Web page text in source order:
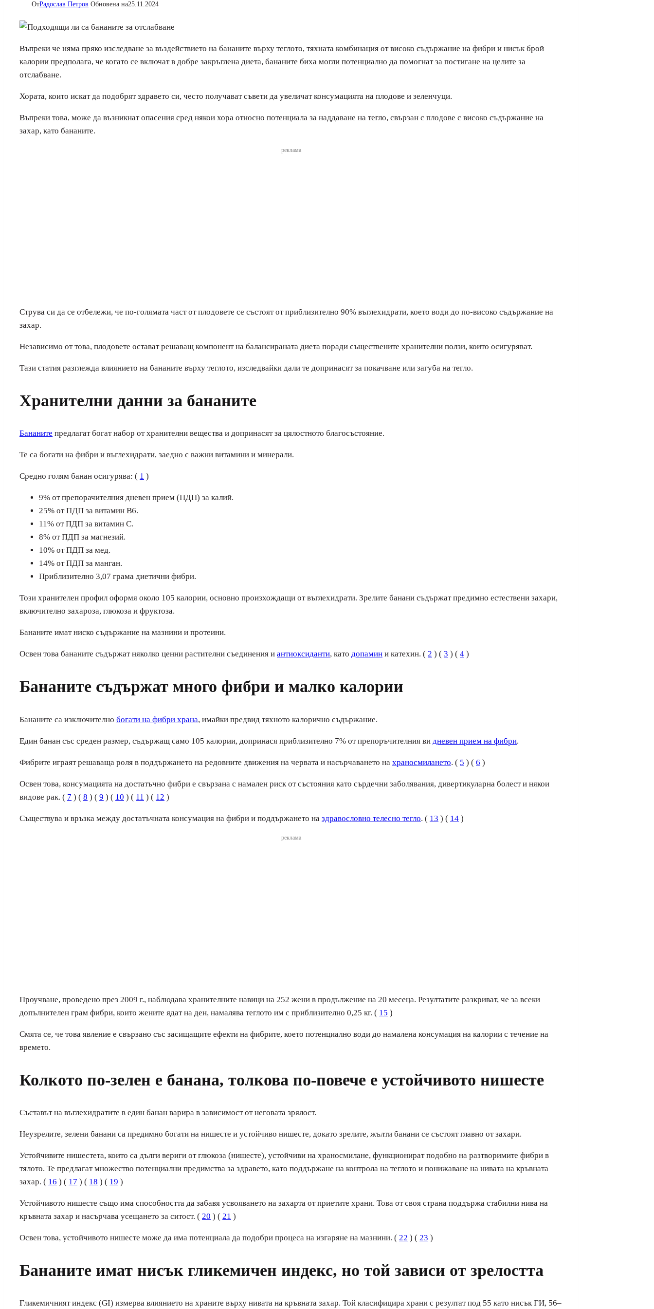
ОтРадослав Петров Обновена на25.11.2024
Въпреки че няма пряко изследване за въздействието на бананите върху теглото, тяхната комбинация от високо съдържание на фибри и нисък брой
калории предполага, че когато се включат в добре закръглена диета, бананите биха могли потенциално да помогнат за постигане на целите за
отслабване.
Хората, които искат да подобрят здравето си, често получават съвети да увеличат консумацията на плодове и зеленчуци.
Въпреки това, може да възникнат опасения сред някои хора относно потенциала за наддаване на тегло, свързан с плодове с високо съдържание на
захар, като бананите.
реклама
Струва си да се отбележи, че по-голямата част от плодовете се състоят от приблизително 90% въглехидрати, което води до по-високо съдържание на
захар.
Независимо от това, плодовете остават решаващ компонент на балансираната диета поради съществените хранителни ползи, които осигуряват.
Тази статия разглежда влиянието на бананите върху теглото, изследвайки дали те допринасят за покачване или загуба на тегло.
Хранителни данни за бананите
Бананите предлагат богат набор от хранителни вещества и допринасят за цялостното благосъстояние.
Те са богати на фибри и въглехидрати, заедно с важни витамини и минерали.
Средно голям банан осигурява: ( 1 )
9% от препорачителния дневен прием (ПДП) за калий.
25% от ПДП за витамин B6.
11% от ПДП за витамин C.
8% от ПДП за магнезий.
10% от ПДП за мед.
14% от ПДП за манган.
Приблизително 3,07 грама диетични фибри.
Този хранителен профил оформя около 105 калории, основно произхождащи от въглехидрати. Зрелите банани съдържат предимно естествени захари,
включително захароза, глюкоза и фруктоза.
Бананите имат ниско съдържание на мазнини и протеини.
Освен това бананите съдържат няколко ценни растителни съединения и антиоксиданти, като допамин и катехин. ( 2 ) ( 3 ) ( 4 )
Бананите съдържат много фибри и малко калории
Бананите са изключително богати на фибри храна, имайки предвид тяхното калорично съдържание.
Един банан със среден размер, съдържащ само 105 калории, допринася приблизително 7% от препоръчителния ви дневен прием на фибри.
Фибрите играят решаваща роля в поддържането на редовните движения на червата и насърчаването на храносмилането. ( 5 ) ( 6 )
Освен това, консумацията на достатъчно фибри е свързана с намален риск от състояния като сърдечни заболявания, дивертикуларна болест и някои
видове рак. ( 7 ) ( 8 ) ( 9 ) ( 10 ) ( 11 ) ( 12 )
Съществува и връзка между достатъчната консумация на фибри и поддържането на здравословно телесно тегло. ( 13 ) ( 14 )
реклама
Проучване, проведено през 2009 г., наблюдава хранителните навици на 252 жени в продължение на 20 месеца. Резултатите разкриват, че за всеки
допълнителен грам фибри, които жените ядат на ден, намалява теглото им с приблизително 0,25 кг. ( 15 )
Смята се, че това явление е свързано със засищащите ефекти на фибрите, което потенциално води до намалена консумация на калории с течение на
времето.
Колкото по-зелен е банана, толкова по-повече е устойчивото нишесте
Съставът на въглехидратите в един банан варира в зависимост от неговата зрялост.
Неузрелите, зелени банани са предимно богати на нишесте и устойчиво нишесте, докато зрелите, жълти банани се състоят главно от захари.
Устойчивите нишестета, които са дълги вериги от глюкоза (нишесте), устойчиви на храносмилане, функционират подобно на разтворимите фибри в
тялото. Те предлагат множество потенциални предимства за здравето, като поддържане на контрола на теглото и понижаване на нивата на кръвната
захар. ( 16 ) ( 17 ) ( 18 ) ( 19 )
Устойчивото нишесте също има способността да забавя усвояването на захарта от приетите храни. Това от своя страна поддържа стабилни нива на
кръвната захар и насърчава усещането за ситост. ( 20 ) ( 21 )
Освен това, устойчивото нишесте може да има потенциала да подобри процеса на изгаряне на мазнини. ( 22 ) ( 23 )
Бананите имат нисък гликемичен индекс, но той зависи от зрелостта
Гликемичният индекс (GI) измерва влиянието на храните върху нивата на кръвната захар. Той класифицира храни с резултат под 55 като нисък ГИ, 56–